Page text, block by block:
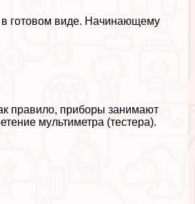
в готовом виде. Начинающему
правило, приборы занимают
мультиметра (тестера).